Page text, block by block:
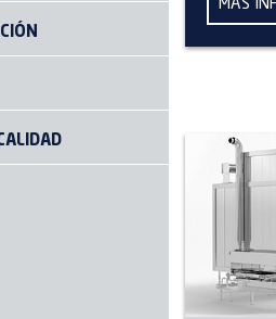
MÁS